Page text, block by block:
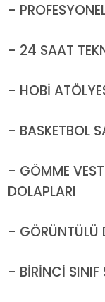
-
- 24 SAAT
- HOBİ
- BASKETBOL
- GÖMME
DOLAPLARI
- GÖRÜNTÜLÜ
- BİRİNCİ SINIF